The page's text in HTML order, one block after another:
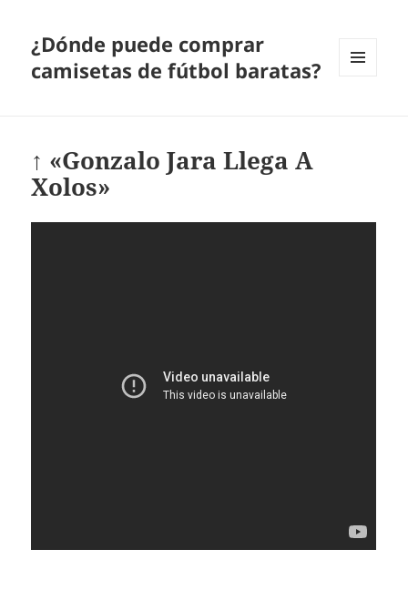
¿Dónde puede comprar
camisetas de fútbol baratas?
↑ «Gonzalo Jara Llega A
Xolos»